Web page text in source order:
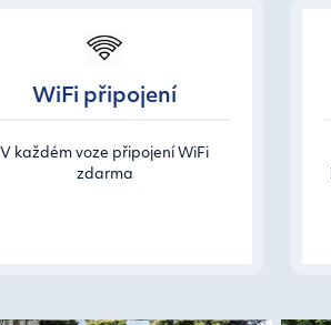
WiFi připojení
V každém voze připojení WiFi
zdarma